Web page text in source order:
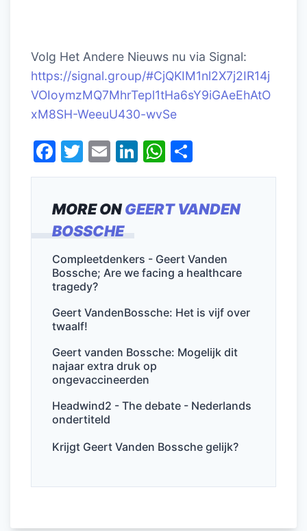
MORE ONGEERT VANDEN
BOSSCHE
Compleetdenkers - Geert Vanden
Bossche; Are we facing a healthcare
tragedy?
Geert VandenBossche: Het is vijf over
twaalf!
Geert vanden Bossche: Mogelijk dit
najaar extra druk op
ongevaccineerden
Headwind2 - The debate - Nederlands
ondertiteld
Krijgt Geert Vanden Bossche gelijk?
Volg Het Andere Nieuws nu via Signal:
https://signal.group/#CjQKIM1nl2X7j2IR14j
VOIoymzMQ7MhrTepl1tHa6sY9iGAeEhAtO
xM8SH-WeeuU430-wvSe
F
a
e
b
o
o
k
T
w
er
E
m
l
Li
n
e
n
W
h
s
p
p
el
n